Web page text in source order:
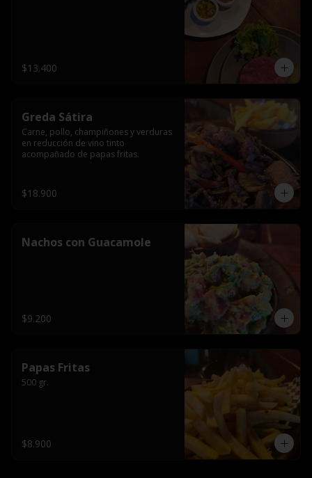
$13.400
Greda Sátira
Carne, pollo, champiñones y verduras
en reducción de vino tinto
acompañado de papas fritas.
$18.900
Nachos con Guacamole
$9.200
Papas Fritas
500 gr.
$8.900